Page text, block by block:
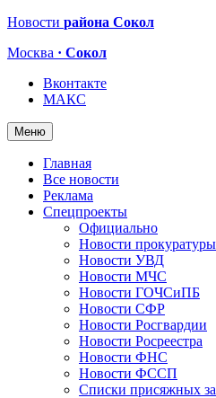
Новости района Сокол
Москва · Сокол
Вконтакте
МАКС
Меню
Главная
Все новости
Реклама
Спецпроекты
Официально
Новости прокуратуры
Новости УВД
Новости МЧС
Новости ГОЧСиПБ
Новости СФР
Новости Росгвардии
Новости Росреестра
Новости ФНС
Новости ФССП
Списки присяжных